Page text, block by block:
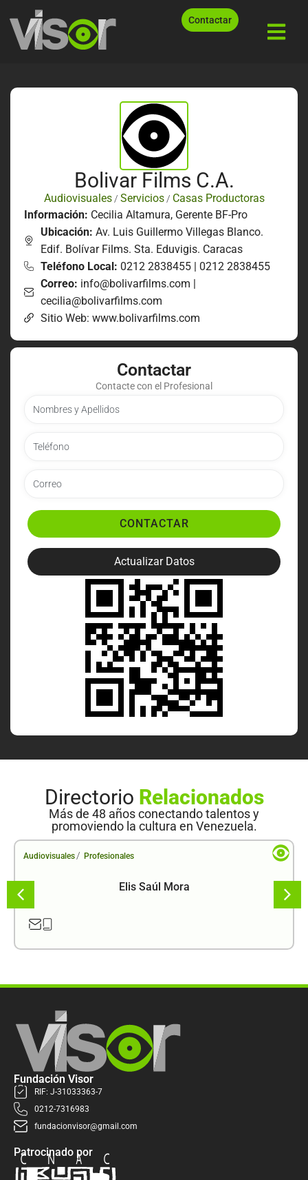
Contactar
Bolivar Films C.A.
Audiovisuales/ Servicios/ Casas Productoras
Información: Cecilia Altamura, Gerente BF-Pro
Ubicación: Av. Luis Guillermo Villegas Blanco.
Edif. Bolívar Films. Sta. Eduvigis. Caracas
Teléfono Local: 0212 2838455 | 0212 2838455
Correo: info@bolivarfilms.com |
cecilia@bolivarfilms.com
Sitio Web: www.bolivarfilms.com
Contactar
Contacte con el Profesional
CONTACTAR
Actualizar Datos
Directorio Relacionados
Más de 48 años conectando talentos y
promoviendo la cultura en Venezuela.
Audiovisuales / Profesionales
Elis Saúl Mora
Fundación Visor
RIF: J-31033363-7
0212-7316983
fundacionvisor@gmail.com
Patrocinado por